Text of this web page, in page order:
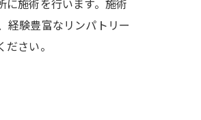
施術を行います。施術
経験豊富なリンパトリー
さい。